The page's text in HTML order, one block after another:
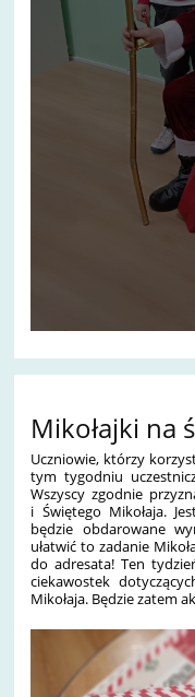
Mikołajki na
Uczniowie, którzy
tym tygodniu
Wszyscy zgodnie
i Świętego Mikołaja.
będzie obdarowane
ułatwić to zadanie
do adresata! Ten
ciekawostek
Mikołaja. Będzie zatem